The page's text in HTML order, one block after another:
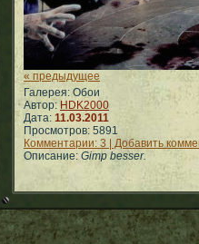
« предыдущее
Галерея: Обои
Автор: HDK2000
Дата: 11.03.2011
Просмотров: 5891
Комментарии: 3 | Добавить
Описание: Gimp besser.